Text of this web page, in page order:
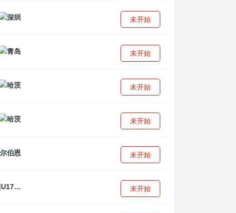
未开始
未开始
未开始
未开始
未开始
拜耳04勒沃库森U17 未开始